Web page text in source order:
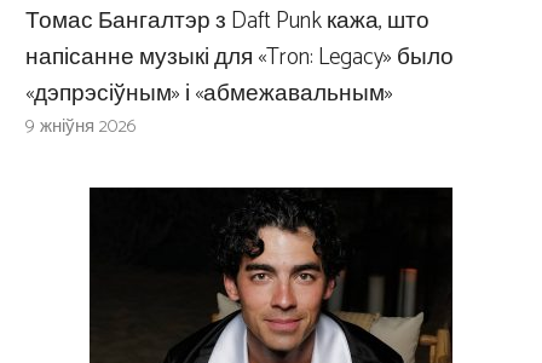
Томас Бангалтэр з Daft Punk кажа, што
напісанне музыкі для «Tron: Legacy» было
«дэпрэсіўным» і «абмежавальным»
9 жніўня 2026